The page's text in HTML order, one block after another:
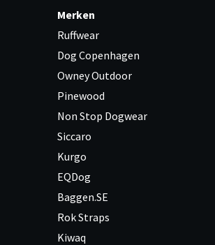
Merken
Ruffwear
Dog Copenhagen
Owney Outdoor
Pinewood
Non Stop Dogwear
Siccaro
Kurgo
EQDog
Baggen.SE
Rok Straps
Kiwaq